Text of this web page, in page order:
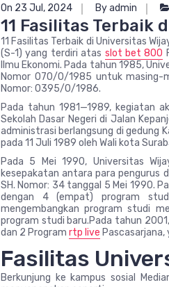
On 23 Jul, 2024 By admin
11 Fasilitas Terbaik
11 Fasilitas Terbaik di Universitas
(S-1) yang terdiri atas slot bet 800
Ilmu Ekonomi. Pada tahun 1985,
Nomor 070/0/1985 untuk masing-
Nomor: 0395/O/1986.
Pada tahun 1981—1989, kegiatan
Sekolah Dasar Negeri di Jalan
administrasi berlangsung di gedung
pada 11 Juli 1989 oleh Wali kota
Pada 5 Mei 1990, Universitas
kesepakatan antara para pengurus
SH. Nomor: 34 tanggal 5 Mei 1990.
dengan 4 (empat) program
mengembangkan program studi
program studi baru.Pada tahun
dan 2 Program rtp live
Fasilitas
Berkunjung ke kampus sosial